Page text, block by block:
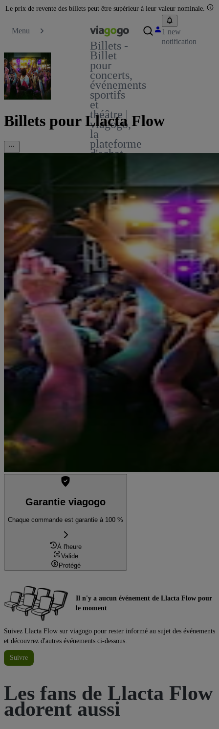
Le prix de revente des billets peut être supérieur à leur valeur nominale.
Menu
Billets -
Billet
pour
concerts,
événements
sportifs
et
théâtre |
viagogo,
la
plateforme
d'achat
billets
1 new
notification
Billets pour Llacta Flow
Garantie viagogo
Chaque commande est garantie à 100 %
À l'heure
Valide
Protégé
Il n'y a aucun événement de Llacta Flow pour
le moment
Suivez Llacta Flow sur viagogo pour rester informé au sujet des événements
et découvrez d'autres événements ci-dessous.
Suivre
Les fans de Llacta Flow
adorent aussi